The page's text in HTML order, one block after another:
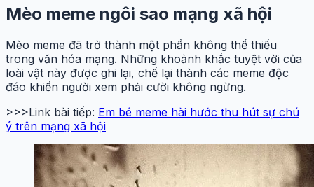
Mèo meme ngôi sao mạng xã hội
Mèo meme đã trở thành một phần không thể thiếu
trong văn hóa mạng. Những khoảnh khắc tuyệt vời của
loài vật này được ghi lại, chế lại thành các meme độc
đáo khiến người xem phải cười không ngừng.
>>>Link bài tiếp: Em bé meme hài hước thu hút sự chú
ý trên mạng xã hội